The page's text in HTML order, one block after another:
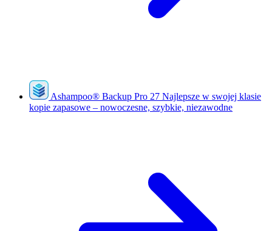
Ashampoo® Backup Pro 27 Najlepsze w swojej klasie
kopie zapasowe – nowoczesne, szybkie, niezawodne